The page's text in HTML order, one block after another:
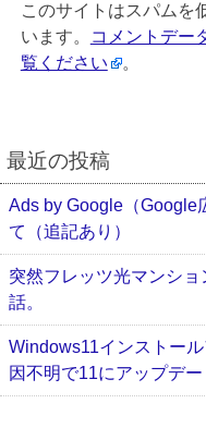
このサイトはスパムを
います。
コメントデー
覧ください
。
最近の投稿
Ads by Google（Google
て（追記あり）
突然フレッツ光マンシ
話。
Windows11インストー
因不明で11にアップデー